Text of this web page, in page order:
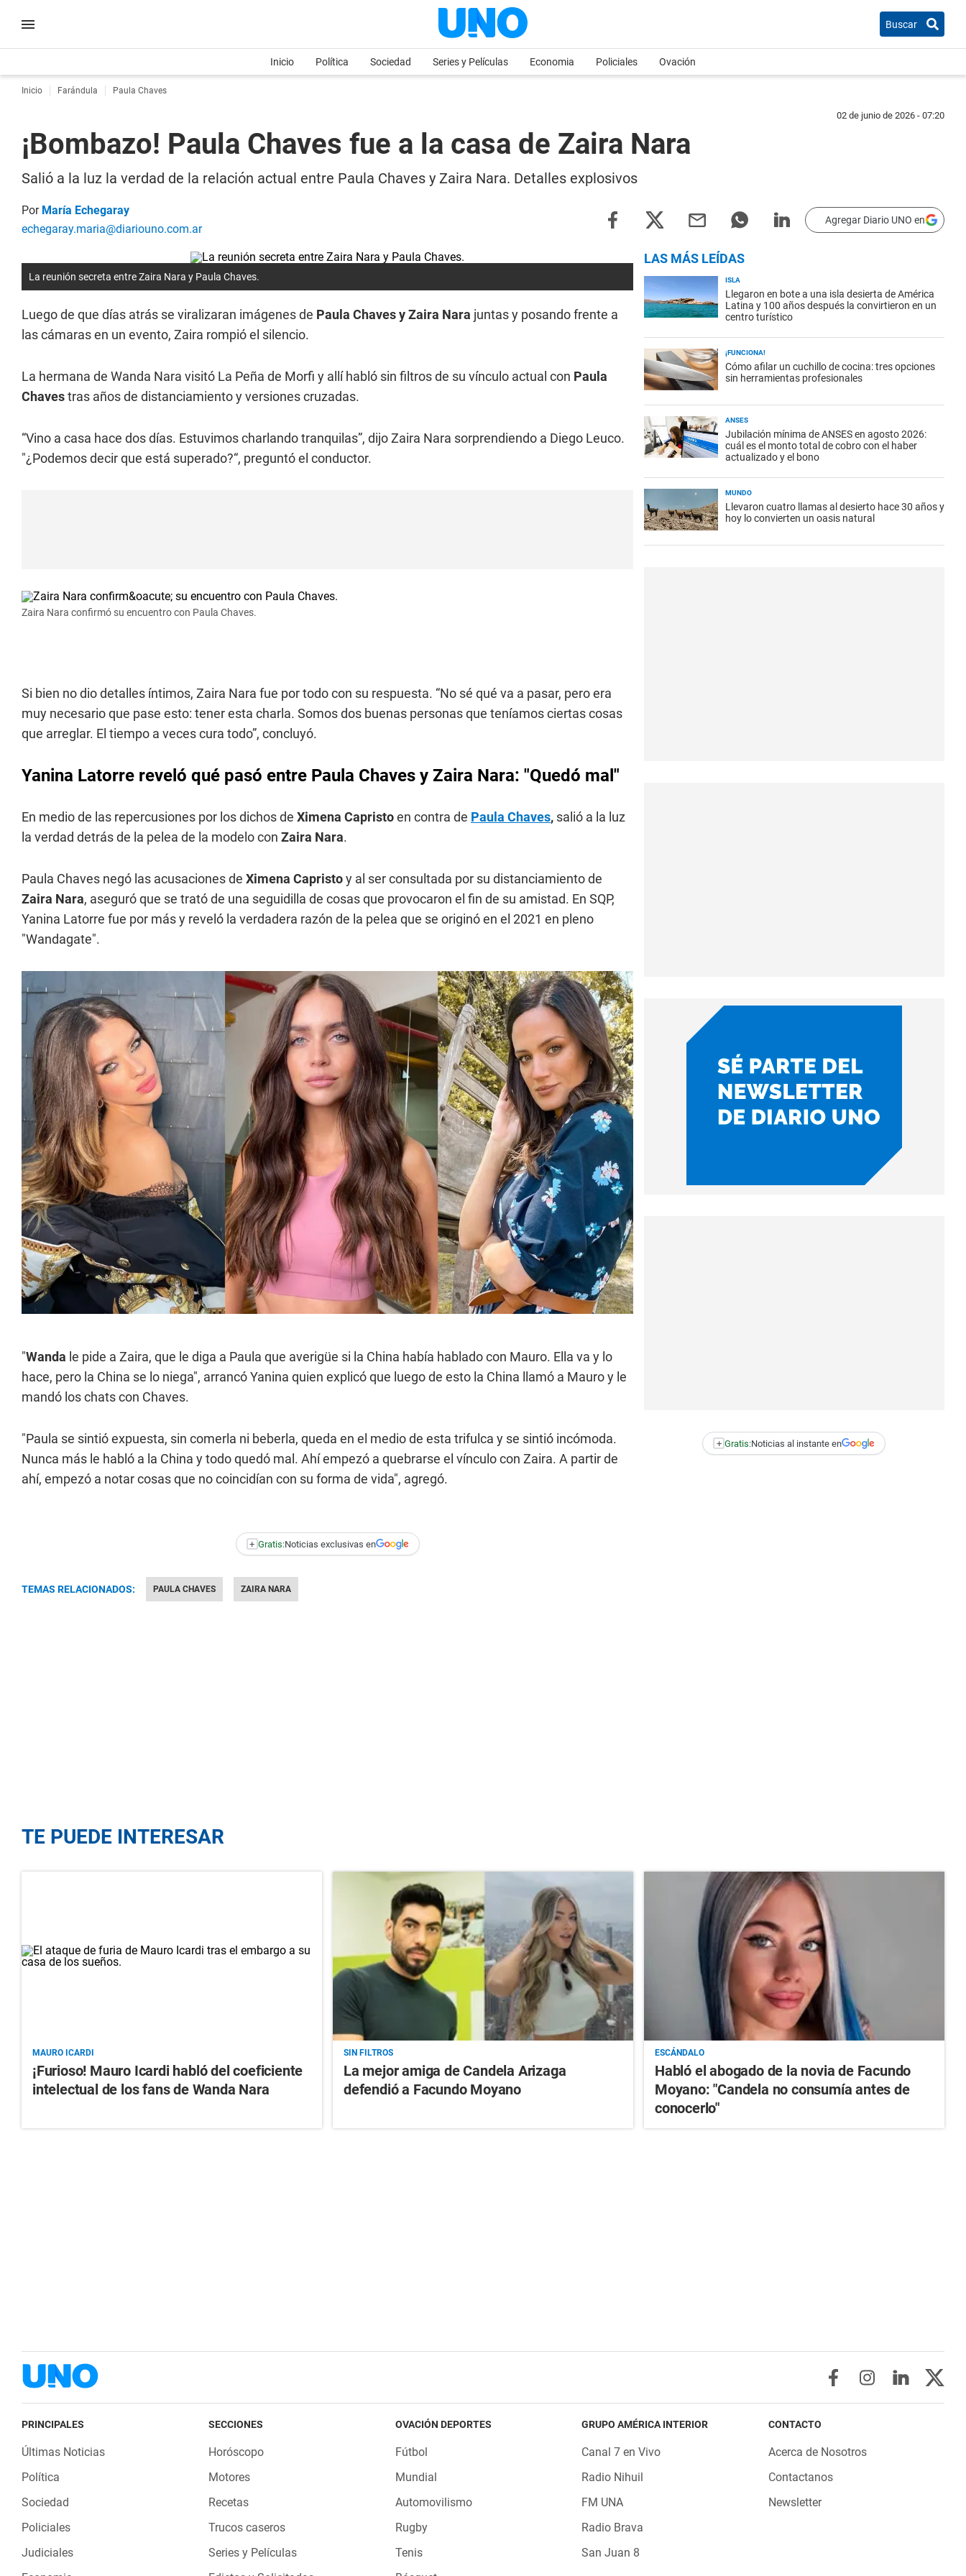
Buscar
Inicio Política Sociedad Series y Películas Economia Policiales Ovación
Inicio Farándula Paula Chaves
02 de junio de 2026 - 07:20
¡Bombazo! Paula Chaves fue a la casa de Zaira Nara
Salió a la luz la verdad de la relación actual entre Paula Chaves y Zaira Nara. Detalles explosivos
Por María Echegaray
echegaray.maria@diariouno.com.ar
Agregar Diario UNO en
La reunión secreta entre Zaira Nara y Paula Chaves.
Luego de que días atrás se viralizaran imágenes de Paula Chaves y Zaira Nara juntas y posando frente a
las cámaras en un evento, Zaira rompió el silencio.
La hermana de Wanda Nara visitó La Peña de Morfi y allí habló sin filtros de su vínculo actual con Paula
Chavestras años de distanciamiento y versiones cruzadas.
“Vino a casa hace dos días. Estuvimos charlando tranquilas”, dijo Zaira Nara sorprendiendo a Diego Leuco.
"¿Podemos decir que está superado?“, preguntó el conductor.
Zaira Nara confirmó su encuentro con Paula Chaves.
Si bien no dio detalles íntimos, Zaira Nara fue por todo con su respuesta. “No sé qué va a pasar, pero era
muy necesario que pase esto: tener esta charla. Somos dos buenas personas que teníamos ciertas cosas
que arreglar. El tiempo a veces cura todo”, concluyó.
Yanina Latorre reveló qué pasó entre Paula Chaves y Zaira Nara: "Quedó mal"
En medio de las repercusiones por los dichos de Ximena Capristoen contra de Paula Chaves, salió a la luz
la verdad detrás de la pelea de la modelo con Zaira Nara.
Paula Chaves negó las acusaciones de Ximena Capristoy al ser consultada por su distanciamiento de
Zaira Nara, aseguró que se trató de una seguidilla de cosas que provocaron el fin de su amistad. En SQP,
Yanina Latorre fue por más y reveló la verdadera razón de la pelea que se originó en el 2021 en pleno
"Wandagate".
"Wanda le pide a Zaira, que le diga a Paula que averigüe si la China había hablado con Mauro. Ella va y lo
hace, pero la China se lo niega", arrancó Yanina quien explicó que luego de esto la China llamó a Mauro y le
mandó los chats con Chaves.
"Paula se sintió expuesta, sin comerla ni beberla, queda en el medio de esta trifulca y se sintió incómoda.
Nunca más le habló a la China y todo quedó mal. Ahí empezó a quebrarse el vínculo con Zaira. A partir de
ahí, empezó a notar cosas que no coincidían con su forma de vida", agregó.
+ Gratis:Noticias exclusivas en
TEMAS RELACIONADOS: PAULA CHAVES ZAIRA NARA
LAS MÁS LEÍDAS
ISLA
Llegaron en bote a una isla desierta de América
Latina y 100 años después la convirtieron en un
centro turístico
¡FUNCIONA!
Cómo afilar un cuchillo de cocina: tres opciones
sin herramientas profesionales
ANSES
Jubilación mínima de ANSES en agosto 2026:
cuál es el monto total de cobro con el haber
actualizado y el bono
MUNDO
Llevaron cuatro llamas al desierto hace 30 años y
hoy lo convierten un oasis natural
+ Gratis:Noticias al instante en
TE PUEDE INTERESAR
MAURO ICARDI
¡Furioso! Mauro Icardi habló del coeficiente
intelectual de los fans de Wanda Nara
SIN FILTROS
La mejor amiga de Candela Arizaga
defendió a Facundo Moyano
ESCÁNDALO
Habló el abogado de la novia de Facundo
Moyano: "Candela no consumía antes de
conocerlo"
PRINCIPALES
Últimas Noticias
Política
Sociedad
Policiales
Judiciales
SECCIONES
Horóscopo
Motores
Recetas
Trucos caseros
Series y Películas
OVACIÓN DEPORTES
Fútbol
Mundial
Automovilismo
Rugby
Tenis
GRUPO AMÉRICA INTERIOR
Canal 7 en Vivo
Radio Nihuil
FM UNA
Radio Brava
San Juan 8
CONTACTO
Acerca de Nosotros
Contactanos
Newsletter